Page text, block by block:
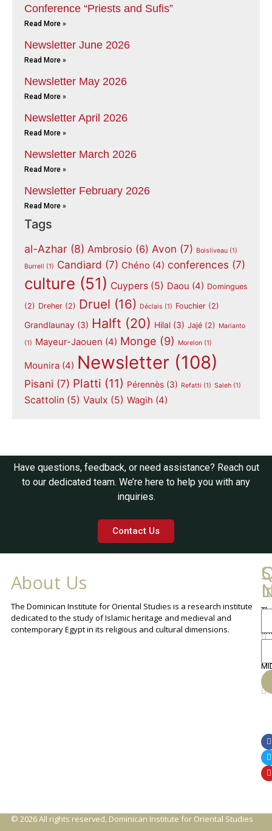
Conference “Priests and Sufis”
Read More »
Newsletter June 2026
Read More »
Newsletter May 2026
Read More »
Newsletter April 2026
Read More »
Newsletter March 2026
Read More »
Newsletter February 2026
Read More »
Tags
al-Azhar (8) Ambrosio (6) Avon (7) Boisliveau (1)
Burrell (1) Candiard (7) Chéno (4) conferences (7)
culture (51) Cuypers (5) Daou (4) Domingues
(2) Dreher (2) Druel (16) Déclais (1) Fouchier (2)
Grandlaunay (3) Halft (20) Hilal (3) Jajé (2) Marianto
(1) Mayeur-Jaouen (4) Monge (9) Morelon (1)
Mounira (4) Newsletter (108)
Pisani (7) Platti (11) Pérennès (3) Refatti (1) Saleh (1)
Scattolin (5) Vaulx (5) Wagih (4)
Have questions, feedback, or need assistance? Reach out
to our dedicated team. We’re here to help you with any
inquiries.
Contact Us
About Us
The Dominican Institute for Oriental Studies is a research institute
dedicated to the study of Islamic heritage and medieval and
contemporary Egypt in its religious and cultural dimensions.
© 2026 All rights reserved, Dominican Institute for Oriental Studies